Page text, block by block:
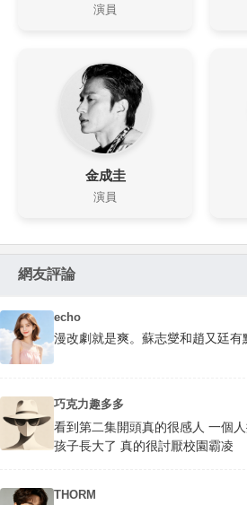
演員
金成圭
演員
網友評論
echo
漫改劇就是爽。蘇志燮和趙又廷有
巧克力趣多多
看到第二集開頭真的很感人 一個
孩子長大了 真的很討厭校園霸凌
THORM